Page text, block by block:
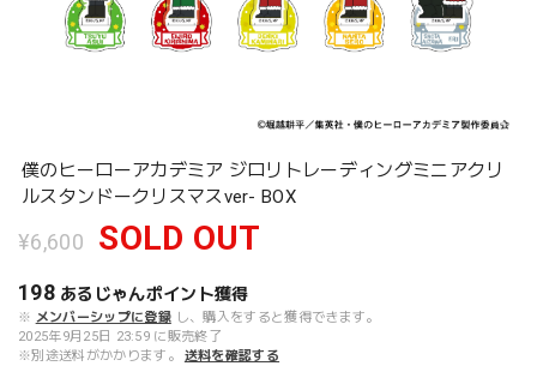
僕のヒーローアカデミア ジロリトレーディングミニアクリ
ルスタンドークリスマスver- BOX
¥6,600 SOLD OUT
198 あるじゃんポイント獲得
※ メンバーシップに登録 し、購入をすると獲得できます。
2025年9月25日 23:59 に販売終了
※別途送料がかかります。
送料を確認する